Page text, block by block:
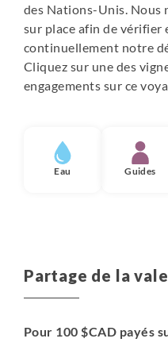
des Nations-Unis. Nous
sur place afin de vérifier
continuellement notre
Cliquez sur une des
engagements sur ce
Eau Guides
Partage de la
Pour 100 $CAD payés